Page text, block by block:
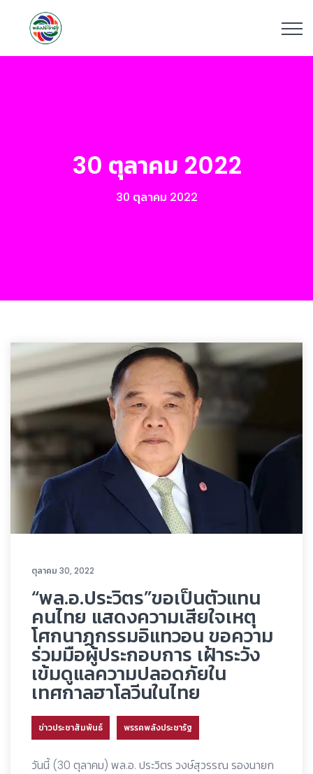
30 ตุลาคม 2022
30 ตุลาคม 2022
ตุลาคม 30, 2022
“พล.อ.ประวิตร”ขอเป็นตัวแทน
คนไทย แสดงความเสียใจเหตุ
โศกนาฏกรรมอิแทวอน ขอความ
ร่วมมือผู้ประกอบการ เฝ้าระวัง
เข้มดูแลความปลอดภัยใน
เทศกาลฮาโลวีนในไทย
ข่าวประชาสัมพันธ์ พรรคพลังประชารัฐ
วันนี้ (30 ตุลาคม) พล.อ. ประวิตร วงษ์สุวรรณ รองนายก